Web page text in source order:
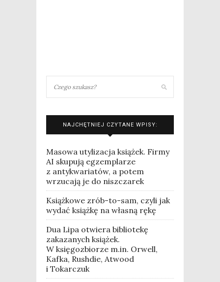
NAJCHĘTNIEJ CZYTANE WPISY:
Masowa utylizacja książek. Firmy
AI skupują egzemplarze
z antykwariatów, a potem
wrzucają je do niszczarek
Książkowe zrób-to-sam, czyli jak
wydać książkę na własną rękę
Dua Lipa otwiera bibliotekę
zakazanych książek.
W księgozbiorze m.in. Orwell,
Kafka, Rushdie, Atwood
i Tokarczuk